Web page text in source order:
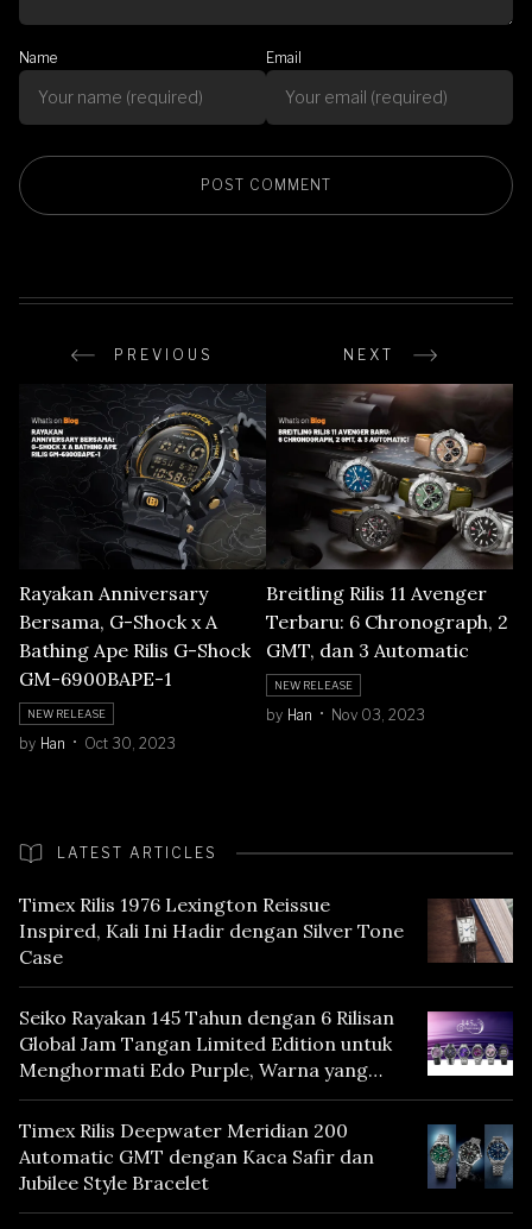
Name Email
PREVIOUS NEXT
Rayakan Anniversary
Bersama, G-Shock x A
Bathing Ape Rilis G-Shock
GM-6900BAPE-1
NEW RELEASE
by Han Oct 30, 2023
Breitling Rilis 11 Avenger
Terbaru: 6 Chronograph, 2
GMT, dan 3 Automatic
NEW RELEASE
by Han Nov 03, 2023
LATEST ARTICLES
Timex Rilis 1976 Lexington Reissue
Inspired, Kali Ini Hadir dengan Silver Tone
Case
Seiko Rayakan 145 Tahun dengan 6 Rilisan
Global Jam Tangan Limited Edition untuk
Menghormati Edo Purple, Warna yang
Mencerminkan Warisan Tokyo
Timex Rilis Deepwater Meridian 200
Automatic GMT dengan Kaca Safir dan
Jubilee Style Bracelet